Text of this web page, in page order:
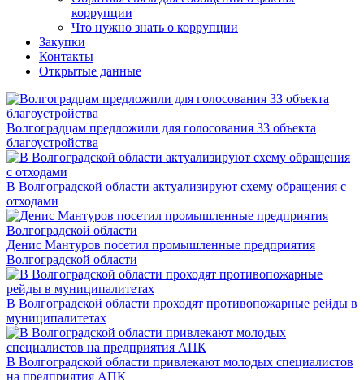
коррупции
Что нужно знать о коррупции
Закупки
Контакты
Открытые данные
Волгоградцам предложили для голосования 33 объекта
благоустройства
В Волгоградской области актуализируют схему обращения с
отходами
Денис Мантуров посетил промышленные предприятия
Волгоградской области
В Волгоградской области проходят противопожарные рейды в
муниципалитетах
В Волгоградской области привлекают молодых специалистов
на предприятия АПК